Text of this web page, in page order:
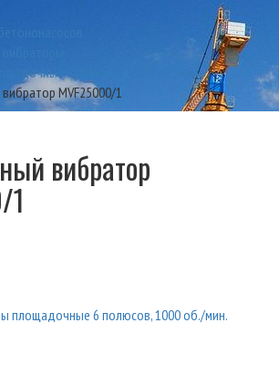
6 полюсов, 1000 об./мин.
MVF25000/1
вибратор
1
площадочные 6 полюсов, 1000 об./мин.